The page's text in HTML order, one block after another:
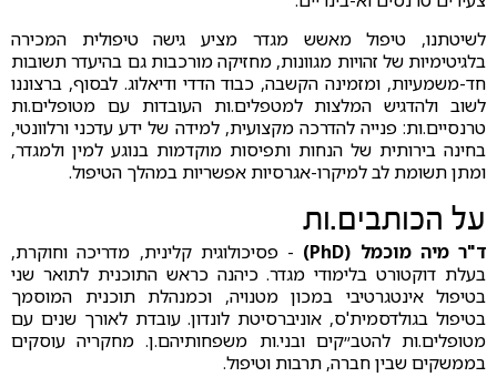
לשיטתנו, טיפול מאשש מגדר מציע גישה טיפולית המכירה
בלגיטימיות של זהויות מגוונות, מחזיקה מורכבות גם בהיעדר תשובות
חד-משמעיות, ומזמינה הקשבה, כבוד הדדי ודיאלוג. לבסוף, ברצוננו
לשוב ולהדגיש המלצות למטפלים.ות העובדות עם מטופלים.ות
טרנסיים.ות: פנייה להדרכה מקצועית, למידה של ידע עדכני ורלוונטי,
בחינה בירותית של הנחות ותפיסות מוקדמות בנוגע למין ולמגדר,
ומתן תשומת לב למיקרו-אגרסיות אפשריות במהלך הטיפול.
על הכותבים.ות
ד"ר מיה מוכמל (PhD)
- פסיכולוגית קלינית, מדריכה וחוקרת,
בעלת דוקטורט בלימודי מגדר. כיהנה כראש התוכנית לתואר שני
בטיפול אינטגרטיבי במכון מטנויה, וכמנהלת תוכנית המוסמך
בטיפול בגולדסמית'ס, אוניברסיטת לונדון. עובדת לאורך שנים עם
מטופלים.ות להטב״קים ובני.ות משפחותיהם.ן. מחקריה עוסקים
בממשקים שבין חברה, תרבות וטיפול.